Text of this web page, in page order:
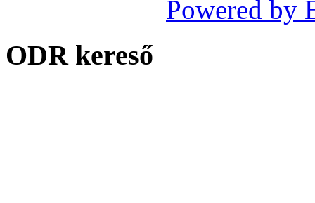
Powered by
ODR kereső